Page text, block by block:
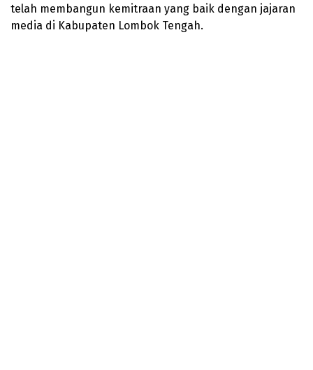
telah membangun kemitraan yang baik dengan jajaran
media di Kabupaten Lombok Tengah.